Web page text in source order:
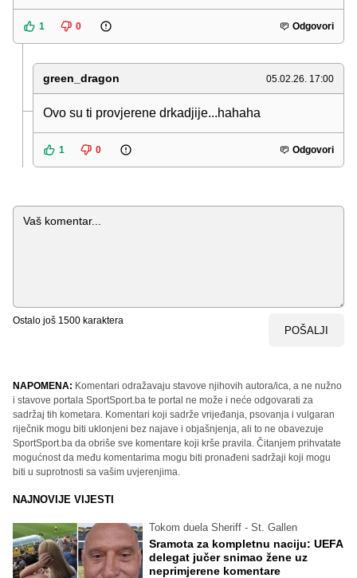
1 0 Odgovori
green_dragon 05.02.26. 17:00
Ovo su ti provjerene drkadjije...hahaha
1 0 Odgovori
Komentar
Ostalo još 1500 karaktera
POŠALJI
NAPOMENA: Komentari odražavaju stavove njihovih autora/ica, a ne nužno
i stavove portala SportSport.ba te portal ne može i neće odgovarati za
sadržaj tih kometara. Komentari koji sadrže vrijeđanja, psovanja i vulgaran
riječnik mogu biti uklonjeni bez najave i objašnjenja, ali to ne obavezuje
SportSport.ba da obriše sve komentare koji krše pravila. Čitanjem prihvatate
mogućnost da među komentarima mogu biti pronađeni sadržaji koji mogu
biti u suprotnosti sa vašim uvjerenjima.
NAJNOVIJE VIJESTI
Tokom duela Sheriff - St. Gallen
Sramota za kompletnu naciju: UEFA
delegat jučer snimao žene uz
neprimjerene komentare